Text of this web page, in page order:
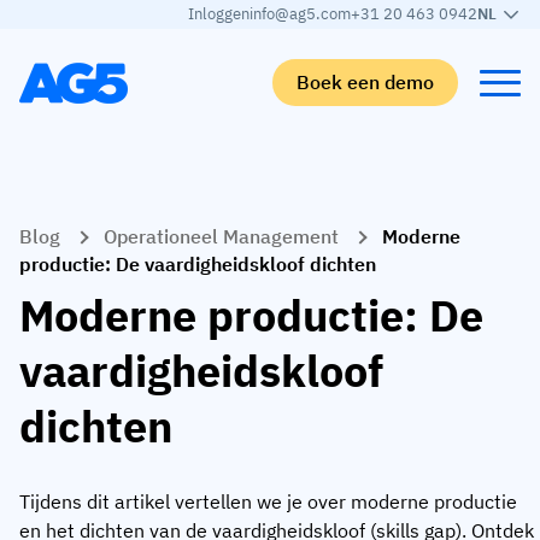
Inloggeninfo@ag5.com+31 20 463 0942NL
Boek een demo
Skills matrix
Skills matrix
Competentiebeheer
AI skills merge
Personeel
Per branche
Auto-industrie
Voedingsmiddelen sector
Logistiek
Medische productie
Bekijk alle branches
Automotive
Adient
Logistiek
Base Logistics
Leren
AG5 blog
Partner programma
Webinars
Ondersteuning
Blog Operationeel Management
Moderne
productie: De vaardigheidskloof dichten
Moderne productie: De
vaardigheidskloof
dichten
Tijdens dit artikel vertellen we je over moderne productie
en het dichten van de vaardigheidskloof (skills gap). Ontdek